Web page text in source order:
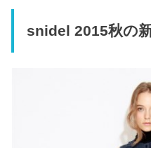
snidel 2015秋の